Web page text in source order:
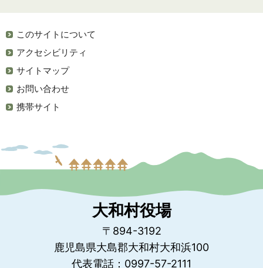
このサイトについて
アクセシビリティ
サイトマップ
お問い合わせ
携帯サイト
大和村役場
〒894-3192
鹿児島県大島郡大和村大和浜100
代表電話：0997-57-2111